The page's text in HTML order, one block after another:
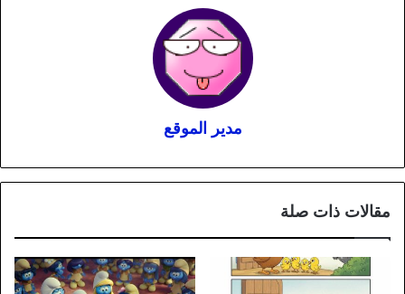
مدير الموقع
مقالات ذات صلة